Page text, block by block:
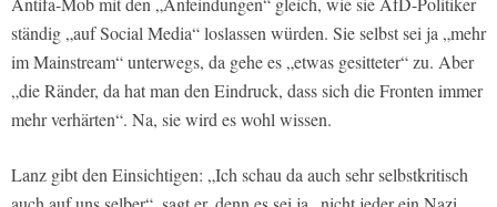
ständig „auf Social Media“ loslassen würden. Sie selbst sei ja „mehr
im Mainstream“ unterwegs, da gehe es „etwas gesitteter“ zu. Aber
„die Ränder, da hat man den Eindruck, dass sich die Fronten immer
mehr verhärten“. Na, sie wird es wohl wissen.
Lanz gibt den Einsichtigen: „Ich schau da auch sehr selbstkritisch